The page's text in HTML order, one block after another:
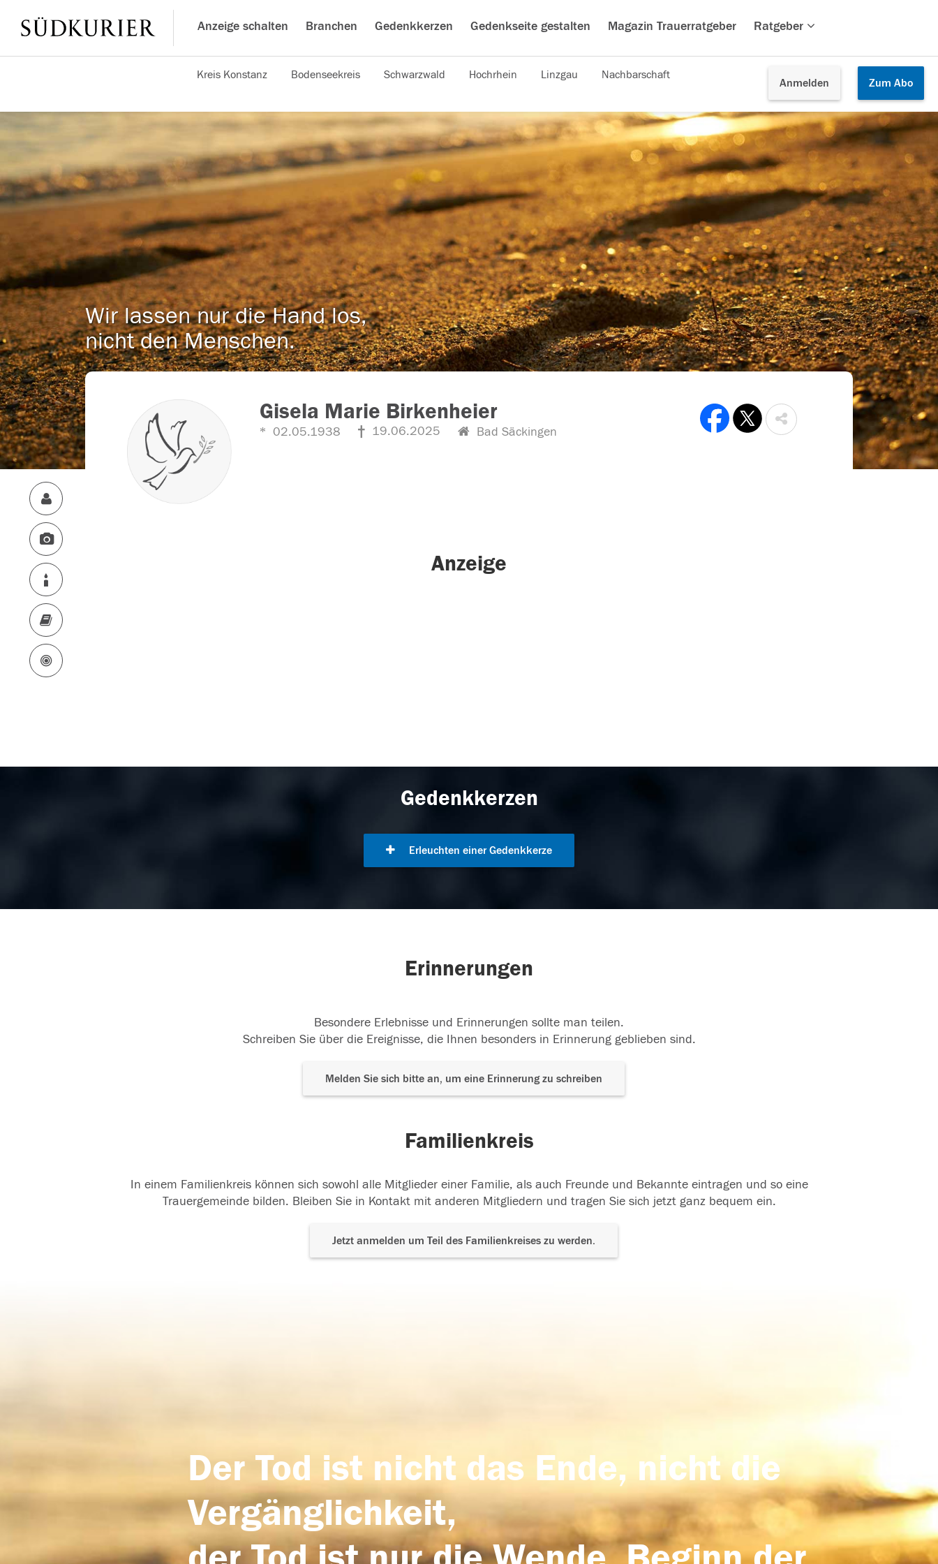
Anzeige schalten Branchen Gedenkkerzen Gedenkseite gestalten Magazin Trauerratgeber Ratgeber
Anmelden Zum Abo
Kreis Konstanz Bodenseekreis Schwarzwald Hochrhein Linzgau Nachbarschaft
Wir lassen nur die Hand los,
nicht den Menschen.
Gisela Marie Birkenheier
02.05.1938 19.06.2025 Bad Säckingen
Anzeige
Gedenkkerzen
Erleuchten einer Gedenkkerze
Erinnerungen
Besondere Erlebnisse und Erinnerungen sollte man teilen.
Schreiben Sie über die Ereignisse, die Ihnen besonders in Erinnerung geblieben sind.
Melden Sie sich bitte an, um eine Erinnerung zu schreiben
Familienkreis
In einem Familienkreis können sich sowohl alle Mitglieder einer Familie, als auch Freunde und Bekannte eintragen und so eine
Trauergemeinde bilden. Bleiben Sie in Kontakt mit anderen Mitgliedern und tragen Sie sich jetzt ganz bequem ein.
Jetzt anmelden um Teil des Familienkreises zu werden.
Der Tod ist nicht das Ende, nicht die
Vergänglichkeit,